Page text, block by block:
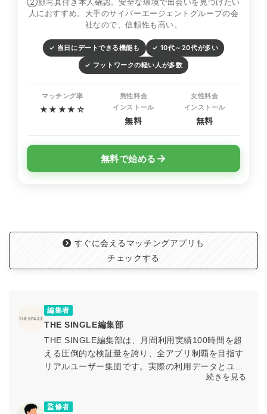
人におすすめ。大手のサイバーエージェントグループの会
社なので、信頼性も高い。
✓ 当日にデートできる機能も ✓ 10代～20代が多い
✓ フットワークの軽い人が多数
マッチング率
★★★★☆
男性料金
インストール
無料
女性料金
インストール
無料
無料で始める →
すぐに会えるマッチングアプリも
チェックする
編集者
THE SINGLE編集部
THE SINGLE編集部は、月間利用実績100時間を超
える圧倒的な検証量を誇り、全アプリ制覇を目指す
リアルユーザー集団です。実際の利用データとユー
ザー体験に基づく検証を通じて、マッチングアプリ
しています。
続きを見る
監修者